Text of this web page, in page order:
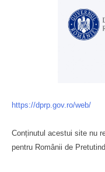
https://dprp.gov.ro/web/
Conținutul acestui site nu
pentru Românii de